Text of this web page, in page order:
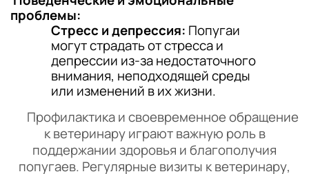
проблемы:
Стресс и депрессия: Попугаи
могут страдать от стресса и
депрессии из-за недостаточного
внимания, неподходящей среды
или изменений в их жизни.
Профилактика и своевременное обращение
к ветеринару играют важную роль в
поддержании здоровья и благополучия
попугаев. Регулярные визиты к ветеринару,